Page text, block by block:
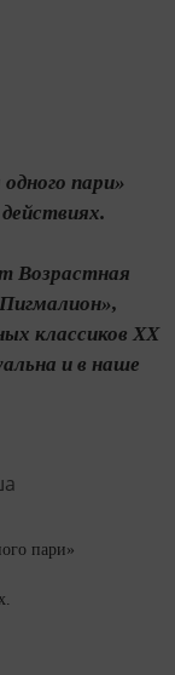
пари»
Возрастная
классиков XX
и в наше
пари»